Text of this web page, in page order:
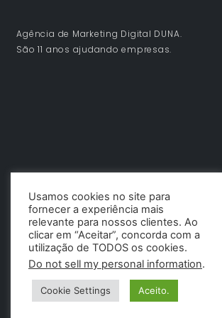
Agência de Marketing Digital DUNA.
São 11 anos ajudando empresas.
Usamos cookies no site para
fornecer a experiência mais
relevante para nossos clientes. Ao
clicar em “Aceitar”, concorda com a
utilização de TODOS os cookies.
Do not sell my personal information.
Cookie Settings Aceito.